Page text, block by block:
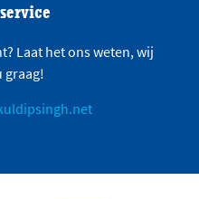
Laat het ons weten, wij
graag!